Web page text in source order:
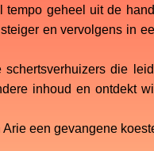
geheel uit de
en vervolgens in
die
inhoud en ontdekt
een gevangene